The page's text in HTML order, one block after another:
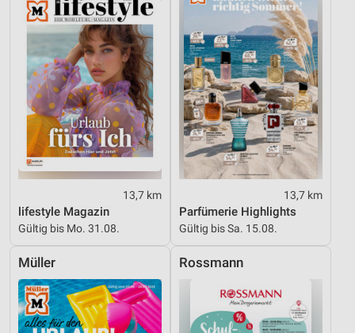
13,7 km
lifestyle Magazin
Gültig bis Mo. 31.08.
13,7 km
Parfümerie Highlights
Gültig bis Sa. 15.08.
Müller Rossmann
Analyse von Zielgruppen durch Statistiken oder
Kombinationen von Daten aus verschiedenen
Quellen
Entwicklung und Verbesserung der Angebote
Verwendung reduzierter Daten zur Auswahl von
Inhalten
IAB-Besonderheiten:
Verwendung genauer Standortdaten
Geräte anhand von aktiv angeforderten
Informationen identifizieren
Nicht-IAB-Verarbeitungszwecke:
Notwendig
Performance
Funktional